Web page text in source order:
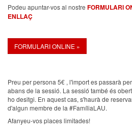
Podeu apuntar-vos al nostre FORMULARI
ENLLAÇ
FORMULARI ONLINE »
Preu per persona 5€ , l'import es passarà
abans de la sessió. La sessió també és
ho desitgi. En aquest cas, s'haurà de
d'algun membre de la #FamíliaLAU.
Afanyeu-vos places limitades!